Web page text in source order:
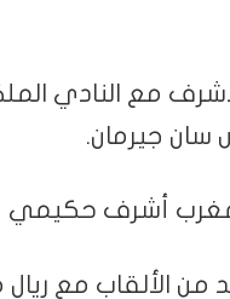
سان جيرمان.
أشرف حكيمي
من الألقاب مع